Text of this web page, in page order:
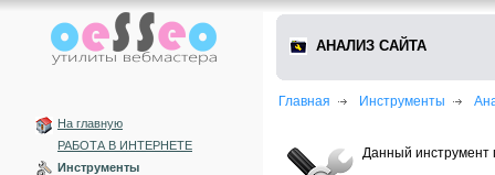
На главную
РАБОТА В ИНТЕРНЕТЕ
Инструменты
АНАЛИЗ САЙТА
Главная Инструменты
Данный инструмент